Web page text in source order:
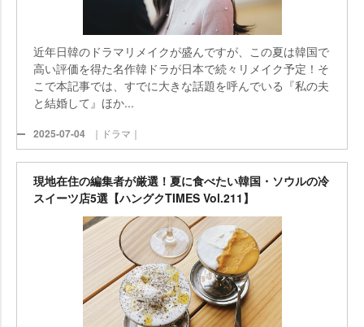
近年日韓のドラマリメイクが盛んですが、この夏は韓国で
高い評価を得た名作韓ドラが日本で続々リメイク予定！そ
こで本記事では、すでに大きな話題を呼んでいる『私の夫
と結婚して』ほか...
2025-07-04 ｜ドラマ｜
現地在住の編集者が厳選！夏に食べたい韓国・ソウルの冷
スイーツ店5選【ハングクTIMES Vol.211】